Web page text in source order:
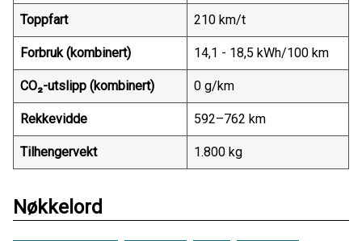
Toppfart 210 km/t
Forbruk (kombinert) 14,1 - 18,5 kWh/100 km
CO₂-utslipp (kombinert) 0 g/km
Rekkevidde 592–762 km
Tilhengervekt 1.800 kg
Nøkkelord